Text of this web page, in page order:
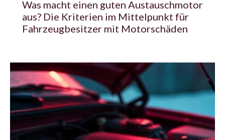
Was macht einen guten Austauschmotor
aus? Die Kriterien im Mittelpunkt für
Fahrzeugbesitzer mit Motorschäden